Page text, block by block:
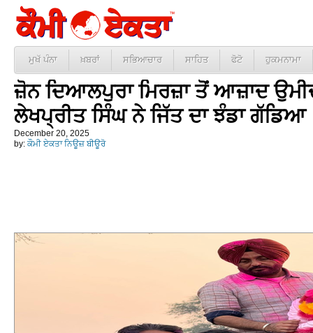
ਮੁਖੱ ਪੰਨਾ ਖ਼ਬਰਾਂ ਸਭਿਆਚਾਰ ਸਾਹਿਤ ਫੋਟੋ ਹੁਕਮਨਾਮਾ
ਜ਼ੋਨ ਦਿਆਲਪੁਰਾ ਮਿਰਜ਼ਾ ਤੋਂ ਆਜ਼ਾਦ
ਲੇਖਪ੍ਰੀਤ ਸਿੰਘ ਨੇ ਜਿੱਤ ਦਾ ਝੰਡਾ ਗੱਡਿਆ
December 20, 2025
by: ਕੌਮੀ ਏਕਤਾ ਨਿਊਜ਼ ਬੀਊਰੋ